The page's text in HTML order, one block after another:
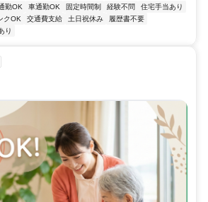
勤OK 車通勤OK 固定時間制 経験不問
住宅手当あり
クOK 交通費支給 土日祝休み
履歴書不要
り